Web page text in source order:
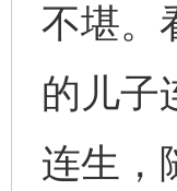
不堪。
的儿子
连生，